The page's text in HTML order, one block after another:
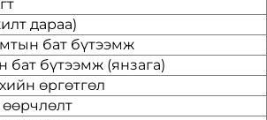
дараа)
бат бүтээмж
бат бүтээмж (янзага)
өргөтгөл